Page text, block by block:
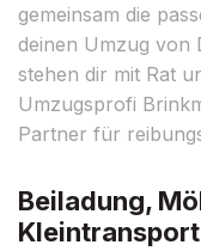
gemeinsam die
deinen Umzug von
stehen dir mit Rat
Umzugsprofi
Partner für
Beiladung,